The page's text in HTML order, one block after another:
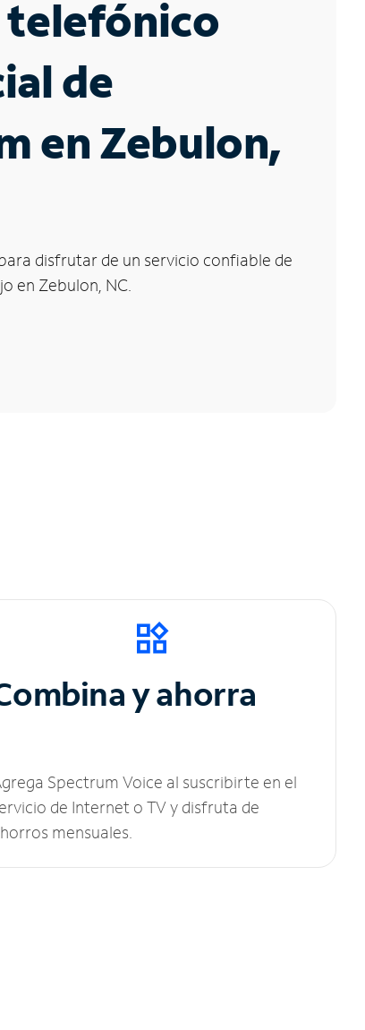
de
en Zebulon,
disfrutar de un servicio confiable de
en Zebulon, NC.
y ahorra
Spectrum Voice al suscribirte en el
de Internet o TV y disfruta de
mensuales.